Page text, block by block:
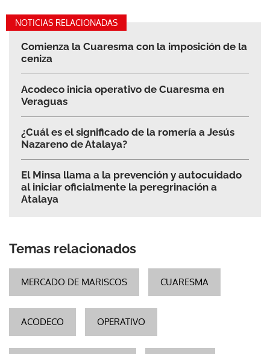
NOTICIAS RELACIONADAS
Comienza la Cuaresma con la imposición de la
ceniza
Acodeco inicia operativo de Cuaresma en
Veraguas
¿Cuál es el significado de la romería a Jesús
Nazareno de Atalaya?
El Minsa llama a la prevención y autocuidado
al iniciar oficialmente la peregrinación a
Atalaya
Temas relacionados
MERCADO DE MARISCOS CUARESMA
ACODECO OPERATIVO